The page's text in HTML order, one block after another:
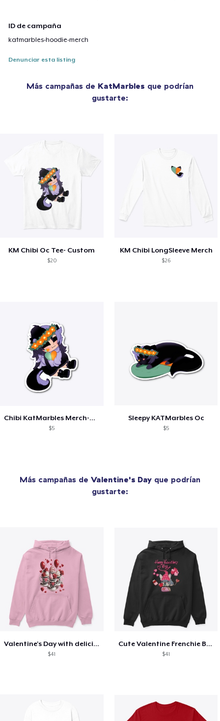
ID de campaña
katmarbles-hoodie-merch
Denunciar esta listing
Más campañas de KatMarbles que podrían
gustarte:
KM Chibi Oc Tee- Custom
$20
KM Chibi LongSleeve Merch
$26
Chibi KatMarbles Merch-Custom
$5
Sleepy KATMarbles Oc
$5
Más campañas de Valentine's Day que podrían
gustarte:
Valentine's Day with delicious food
$41
Cute Valentine Frenchie Bulldog
$41